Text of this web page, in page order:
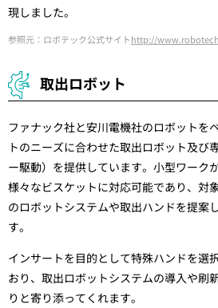
現しました。
参照元：ロボテック公式サイトhttp://
取出ロボット
ファナック社と安川電機社のロボットを
トのニーズに合わせた取出ロボット及び
ー駆動）を提供しています。小型ワーク
様々なビスケットに対応可能であり、対
のロボットシステムや取出ハンドを提案
す。
インサートを目的として特殊ハンドを選
おり、取出ロボットシステムの導入や刷
りと寄り添ってくれます。